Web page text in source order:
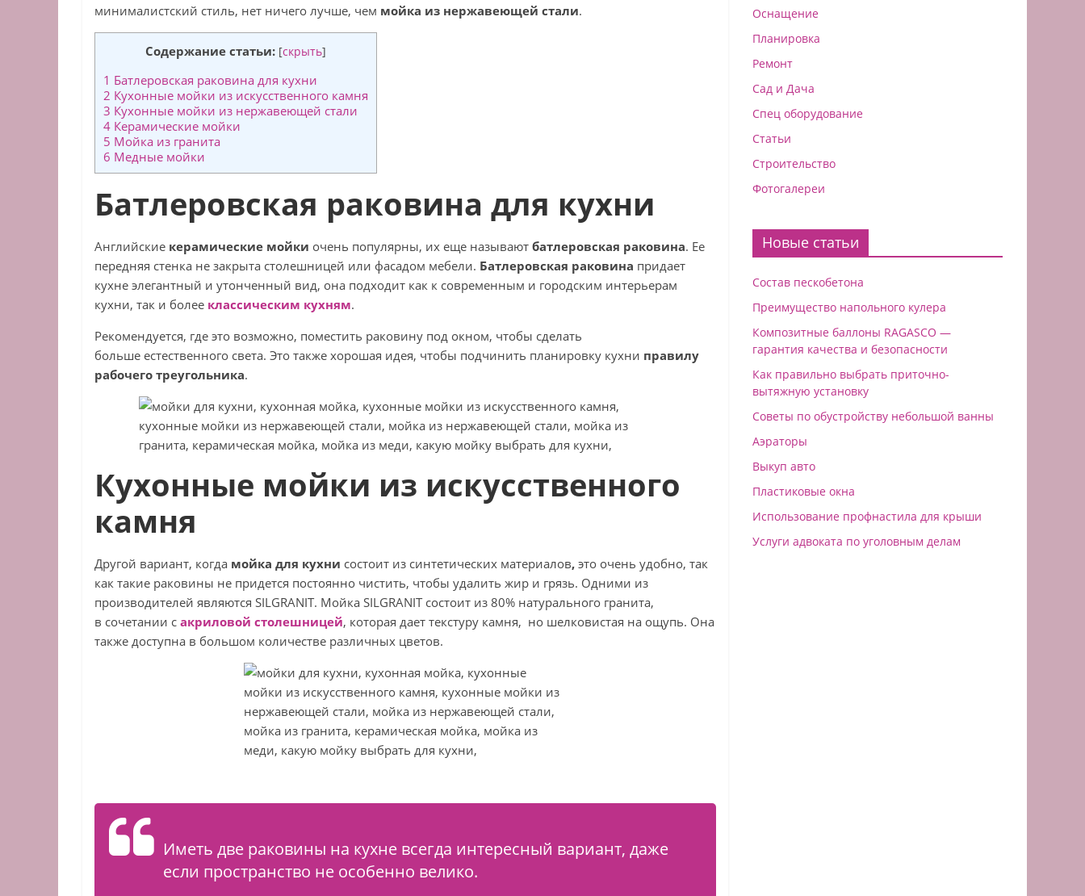
минималистский стиль, нет ничего лучше, чем мойка из нержавеющей стали.
Содержание статьи: [скрыть]
1 Батлеровская раковина для кухни
2 Кухонные мойки из искусственного камня
3 Кухонные мойки из нержавеющей стали
4 Керамические мойки
5 Мойка из гранита
6 Медные мойки
Батлеровская раковина для кухни
Английские керамические мойки очень популярны, их еще называют батлеровская раковина. Ее
передняя стенка не закрыта столешницей или фасадом мебели. Батлеровская раковина придает
кухне элегантный и утонченный вид, она подходит как к современным и городским интерьерам
кухни, так и более классическим кухням.
Рекомендуется, где это возможно, поместить раковину под окном, чтобы сделать
больше естественного света. Это также хорошая идея, чтобы подчинить планировку кухни правилу
рабочего треугольника.
Кухонные мойки из искусственного
камня
Другой вариант, когда мойка для кухни состоит из синтетических материалов, это очень удобно, так
как такие раковины не придется постоянно чистить, чтобы удалить жир и грязь. Одними из
производителей являются SILGRANIT. Мойка SILGRANIT состоит из 80% натурального гранита,
в сочетании с акриловой столешницей, которая дает текстуру камня, но шелковистая на ощупь. Она
также доступна в большом количестве различных цветов.
Иметь две раковины на кухне всегда интересный вариант, даже
если пространство не особенно велико.
Оснащение
Планировка
Ремонт
Сад и Дача
Спец оборудование
Статьи
Строительство
Фотогалереи
Новые статьи
Состав пескобетона
Преимущество напольного кулера
Композитные баллоны RAGASCO —
гарантия качества и безопасности
Как правильно выбрать приточно-
вытяжную установку
Советы по обустройству небольшой ванны
Аэраторы
Выкуп авто
Пластиковые окна
Использование профнастила для крыши
Услуги адвоката по уголовным делам